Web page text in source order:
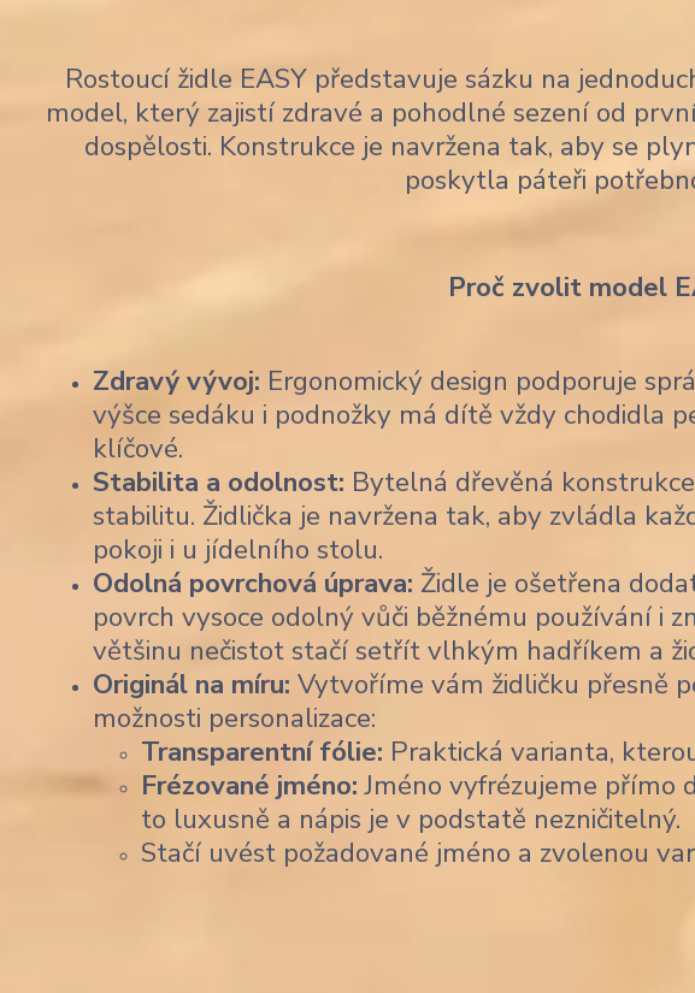
Rostoucí židle EASY představuje sázku na
model, který zajistí zdravé a pohodlné sezení od
dospělosti. Konstrukce je navržena tak, aby se
poskytla páteři
Proč zvolit model
Zdravý vývoj: Ergonomický design podporuje
výšce sedáku i podnožky má dítě vždy chodidla
klíčové.
Stabilita a odolnost: Bytelná dřevěná
stabilitu. Židlička je navržena tak, aby zvládla
pokoji i u jídelního stolu.
Odolná povrchová úprava: Židle je ošetřena
povrch vysoce odolný vůči běžnému používání i
většinu nečistot stačí setřít vlhkým hadříkem a
Originál na míru: Vytvoříme vám židličku přesně
možnosti personalizace:
Transparentní fólie: Praktická varianta,
Frézované jméno:Jméno vyfrézujeme přímo
to luxusně a nápis je v podstatě nezničitelný.
Stačí uvést požadované jméno a zvolenou